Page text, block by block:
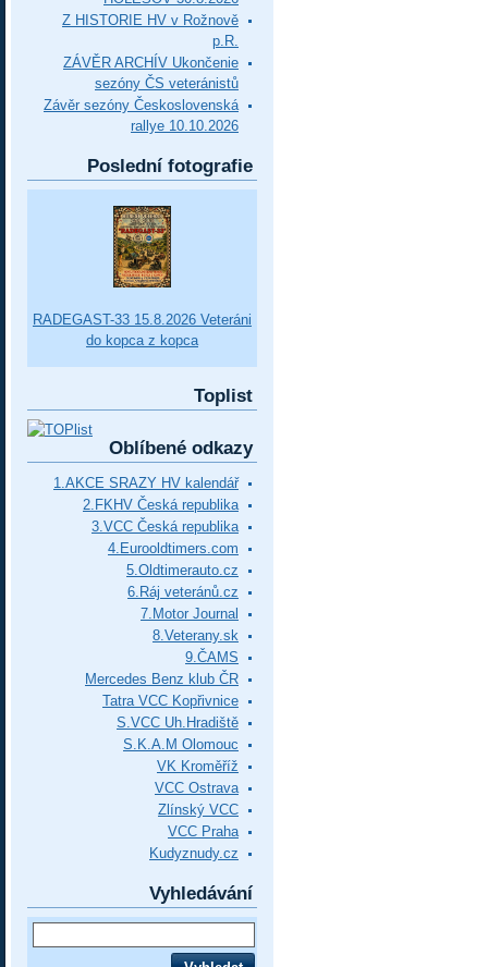
Z HISTORIE HV v Rožnově
p.R.
ZÁVĚR ARCHÍV Ukončenie
sezóny ČS veteránistů
Závěr sezóny Československá
rallye 10.10.2026
Poslední fotografie
RADEGAST-33 15.8.2026 Veteráni
do kopca z kopca
Toplist
Oblíbené odkazy
1.AKCE SRAZY HV kalendář
2.FKHV Česká republika
3.VCC Česká republika
4.Eurooldtimers.com
5.Oldtimerauto.cz
6.Ráj veteránů.cz
7.Motor Journal
8.Veterany.sk
9.ČAMS
Mercedes Benz klub ČR
Tatra VCC Kopřivnice
S.VCC Uh.Hradiště
S.K.A.M Olomouc
VK Kroměříž
VCC Ostrava
Zlínský VCC
VCC Praha
Kudyznudy.cz
Vyhledávání